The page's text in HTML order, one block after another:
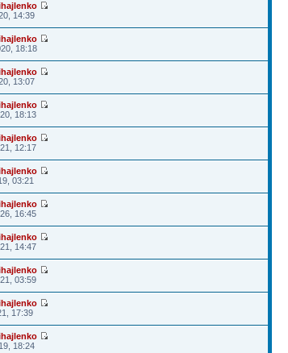
14:39
18:18
13:07
18:13
12:17
03:21
16:45
14:47
03:59
17:39
18:24